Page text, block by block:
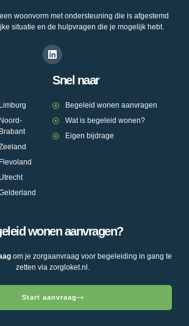
woonvorm met ondersteuning die is afgestemd
situatie en de hulpvragen die je mogelijk hebt.
Limburg
Noord-
Brabant
Flevoland
Utrecht
Snel naar
Begeleid wonen aanvragen
Wat is begeleid wonen?
Eigen bijdrage
wonen aanvragen?
om je zorgaanvraag voor begeleiding in gang te
zetten via zorgloket.nl.
Start aanvraag